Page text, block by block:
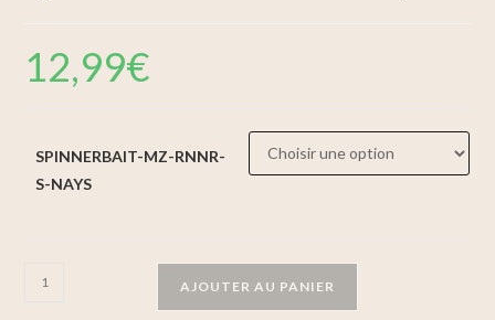
12,99€
SPINNERBAIT-MZ-RNNR-
S-NAYS
AJOUTER AU PANIER